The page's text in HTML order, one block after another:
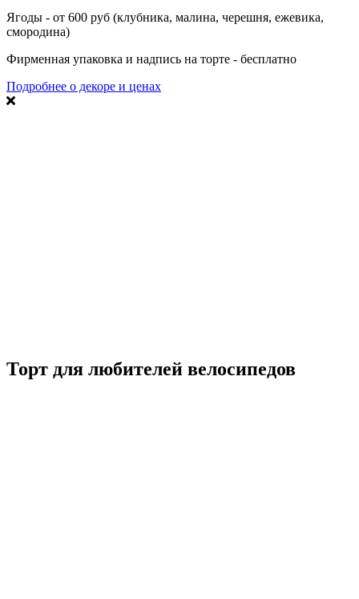
Ягоды - от 600 руб (клубника, малина, черешня, ежевика,
смородина)
Фирменная упаковка и надпись на торте - бесплатно
Подробнее о декоре и ценах
Торт для любителей велосипедов